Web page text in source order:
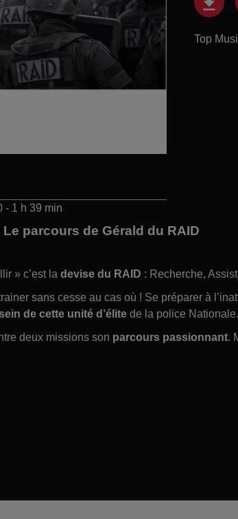
Top
- 1 h 39 min
parcours de Gérald du RAID
» c’est la devise du RAID : Recherche,
sans cesse au cas où ! Se préparer à
de cette unité d’élite de la police Nationale.
deux missions son parcours passionnant.